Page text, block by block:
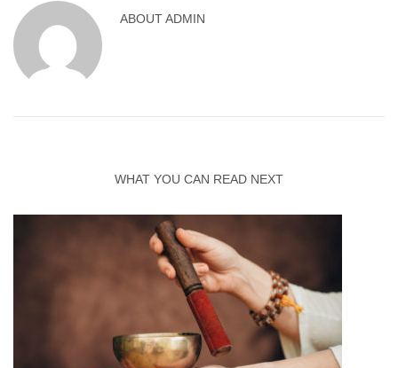
ABOUTADMIN
WHAT YOU CAN READ NEXT